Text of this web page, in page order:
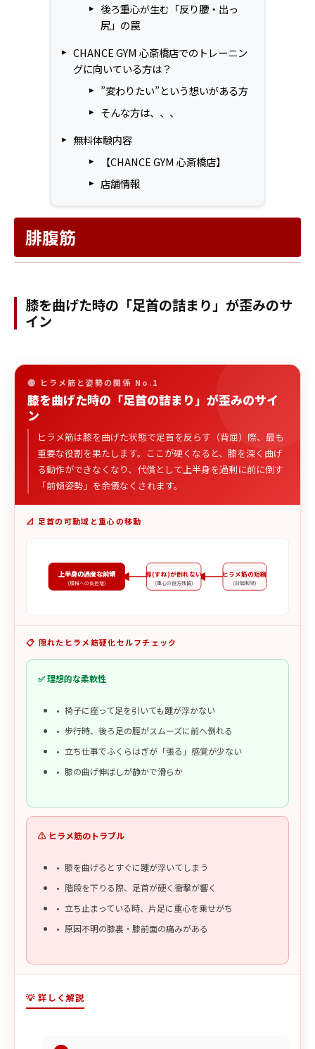
後ろ重心が生む「反り腰・出っ
尻」の罠
CHANCE GYM 心斎橋店でのトレーニン
グに向いている方は？
”変わりたい”という想いがある方
そんな方は、、、
無料体験内容
【CHANCE GYM 心斎橋店】
店舗情報
腓腹筋
膝を曲げた時の「足首の詰まり」が歪みのサ
イン
🔴 ヒラメ筋と姿勢の関係 No.1
膝を曲げた時の「足首の詰まり」が歪みのサイ
ン
ヒラメ筋は膝を曲げた状態で足首を反らす（背屈）際、最も
重要な役割を果たします。ここが硬くなると、膝を深く曲げ
る動作ができなくなり、代償として上半身を過剰に前に倒す
「前傾姿勢」を余儀なくされます。
📐 足首の可動域と重心の移動
ヒラメ筋の短縮
(背屈制限)
脛(すね)が倒れない
(重心の後方残留)
上半身の過度な前傾
(腰椎への負担増)
📋 隠れたヒラメ筋硬化セルフチェック
✅ 理想的な柔軟性
椅子に座って足を引いても踵が浮かない
歩行時、後ろ足の脛がスムーズに前へ倒れる
立ち仕事でふくらはぎが「張る」感覚が少ない
膝の曲げ伸ばしが静かで滑らか
⚠️ ヒラメ筋のトラブル
膝を曲げるとすぐに踵が浮いてしまう
階段を下りる際、足首が硬く衝撃が響く
立ち止まっている時、片足に重心を乗せがち
原因不明の膝裏・膝前面の痛みがある
💡 詳しく解説